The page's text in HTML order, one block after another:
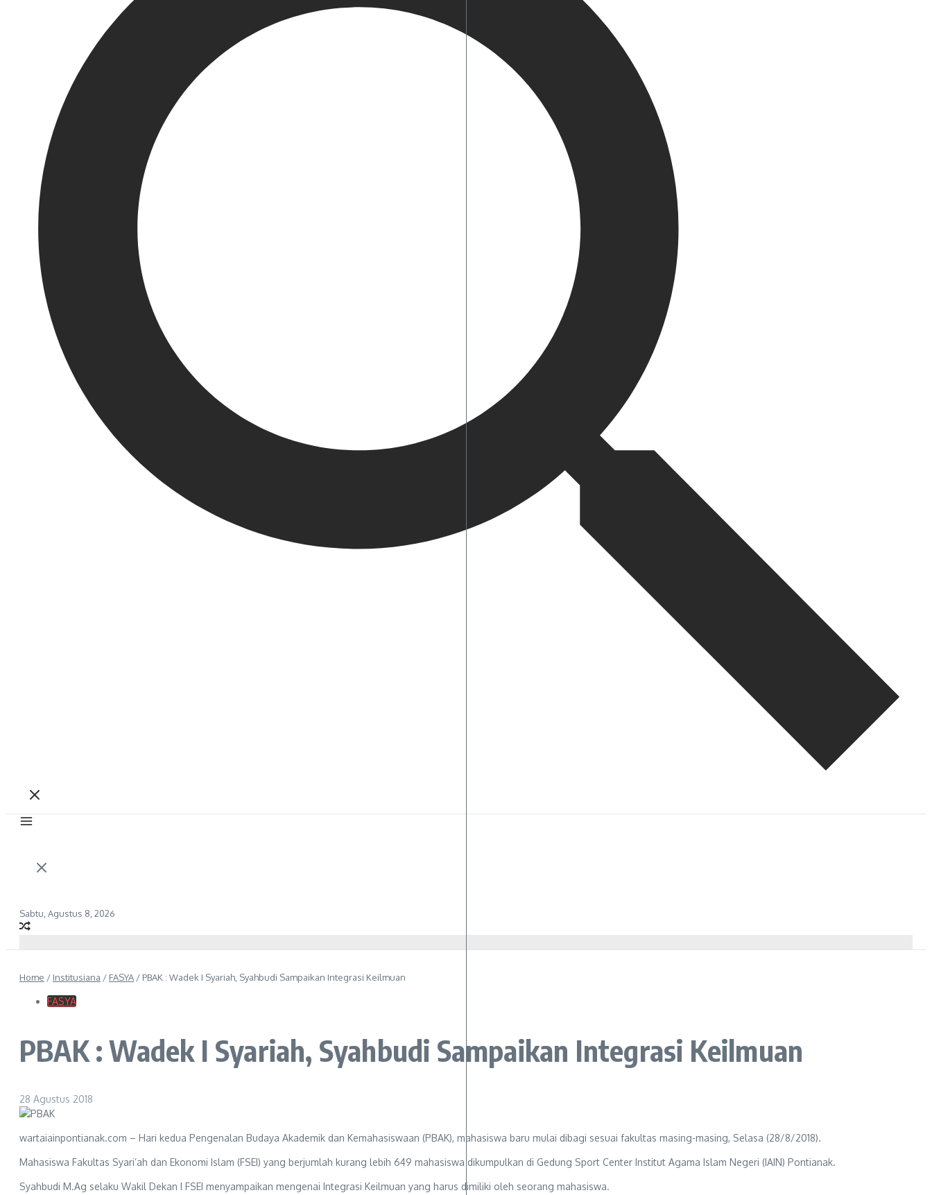
Sabtu, Agustus 8, 2026
Home / Institusiana / FASYA / PBAK : Wadek I Syariah, Syahbudi Sampaikan Integrasi Keilmuan
FASYA
PBAK : Wadek I Syariah, Syahbudi Sampaikan Integrasi Keilmuan
28 Agustus 2018
wartaiainpontianak.com – Hari kedua Pengenalan Budaya Akademik dan Kemahasiswaan (PBAK), mahasiswa baru mulai dibagi sesuai fakultas masing-masing, Selasa (28/8/2018).
Mahasiswa Fakultas Syari’ah dan Ekonomi Islam (FSEI) yang berjumlah kurang lebih 649 mahasiswa dikumpulkan di Gedung Sport Center Institut Agama Islam Negeri (IAIN) Pontianak.
Syahbudi M.Ag selaku Wakil Dekan I FSEI menyampaikan mengenai Integrasi Keilmuan yang harus dimiliki oleh seorang mahasiswa.